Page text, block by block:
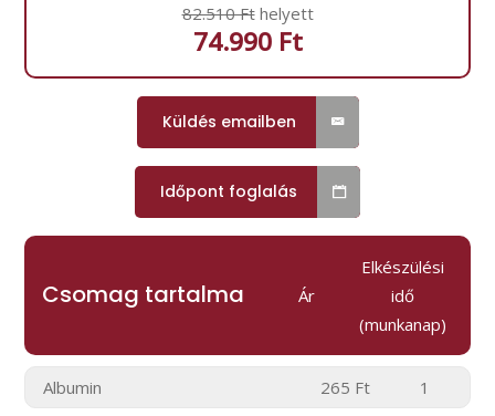
82.510 Fthelyett
74.990 Ft
Küldés emailben
Időpont foglalás
Csomag tartalma Ár
Elkészülési
idő
(munkanap)
Albumin 265 Ft 1